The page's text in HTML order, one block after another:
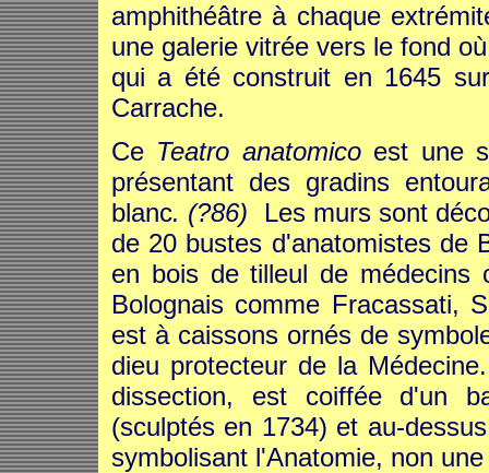
amphithéâtre à chaque
une galerie vitrée vers le fond
qui a été construit en 1645
Carrache.
Ce Teatro anatomicoest une
présentant des gradins
blanc. (?86)
Les murs sont
de 20 bustes d'anatomistes de
en bois de tilleul de médecins
Bolognais comme Fracassati,
est à caissons ornés de
dieu protecteur de la
dissection, est coiffée d'un
(sculptés en 1734) et au-
symbolisant l'Anatomie, non